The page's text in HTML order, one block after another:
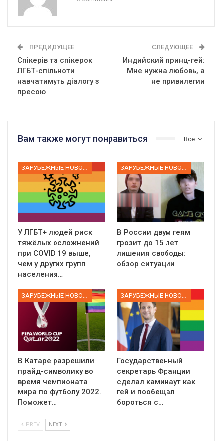
ПРЕДИДУЩЕЕ
Спікерів та спікерок
ЛГБТ-спільноти
навчатимуть діалогу з
пресою
СЛЕДУЮЩЕЕ
Индийский принц-гей:
Мне нужна любовь, а
не привилегии
Все
Вам также могут понравиться
ЗАРУБЕЖНЫЕ НОВОСТИ
У ЛГБТ+ людей риск
тяжёлых осложнений
при COVID 19 выше,
чем у других групп
населения…
ЗАРУБЕЖНЫЕ НОВОСТИ
В России двум геям
грозит до 15 лет
лишения свободы:
обзор ситуации
ЗАРУБЕЖНЫЕ НОВОСТИ
В Катаре разрешили
прайд-символику во
время чемпионата
мира по футболу 2022.
Поможет…
ЗАРУБЕЖНЫЕ НОВОСТИ
Государственный
секретарь Франции
сделал каминаут как
гей и пообещал
бороться с…
PREV NEXT